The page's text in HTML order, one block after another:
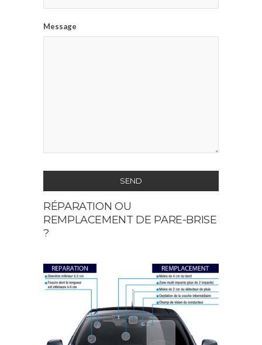
Message
SEND
This
field
should
left
blank
RÉPARATION OU
REMPLACEMENT DE PARE-BRISE
?